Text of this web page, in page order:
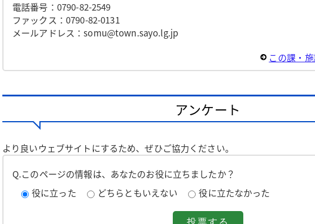
電話番号：0790-82-2549
ファックス：0790-82-0131
メールアドレス：somu@town.sayo.lg.jp
この課・
アンケート
より良いウェブサイトにするため、ぜひご協力ください。
Q.このページの情報は、あなたのお役に立ちましたか？
役に立った
どちらともいえない 役に立たなかった